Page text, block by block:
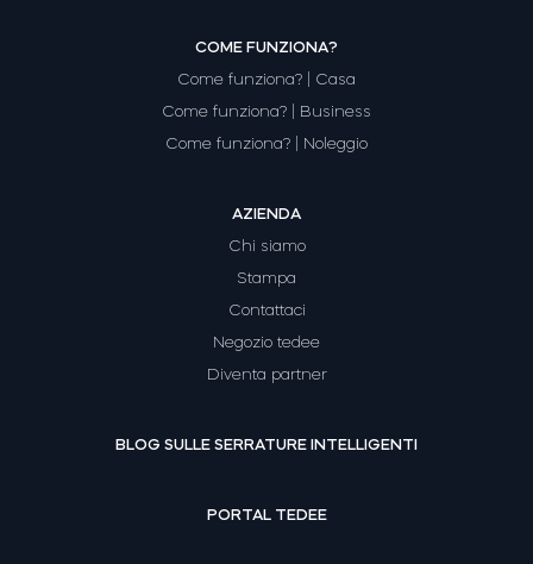
COME FUNZIONA?
Come funziona? | Casa
Come funziona? | Business
Come funziona? | Noleggio
AZIENDA
Chi siamo
Stampa
Contattaci
Negozio tedee
Diventa partner
BLOG SULLE SERRATURE INTELLIGENTI
PORTAL TEDEE